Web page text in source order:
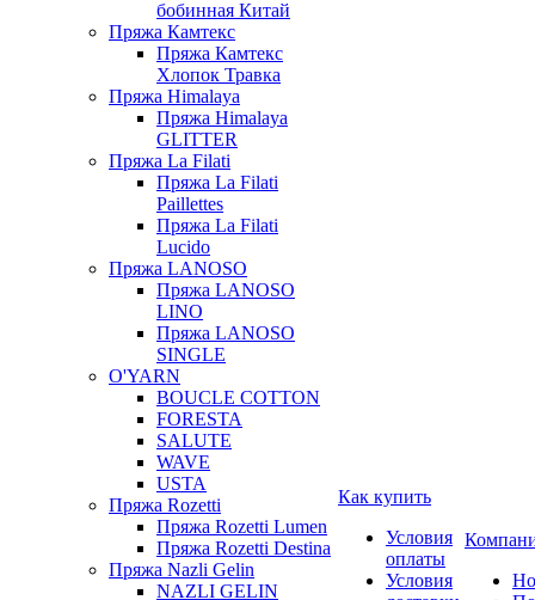
бобинная Китай
Пряжа Камтекс
Пряжа Камтекс
Хлопок Травка
Пряжа Himalaya
Пряжа Himalaya
GLITTER
Пряжа La Filati
Пряжа La Filati
Paillettes
Пряжа La Filati
Lucido
Пряжа LANOSO
Пряжа LANOSO
LINO
Пряжа LANOSO
SINGLE
O'YARN
BOUCLE COTTON
FORESTA
SALUTE
WAVE
USTA
Пряжа Rozetti
Пряжа Rozetti Lumen
Пряжа Rozetti Destina
Пряжа Nazli Gelin
NAZLI GELIN
Как купить
Условия
оплаты
Условия